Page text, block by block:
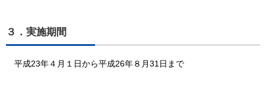
３．実施期間
平成23年４月１日から平成26年８月31日まで